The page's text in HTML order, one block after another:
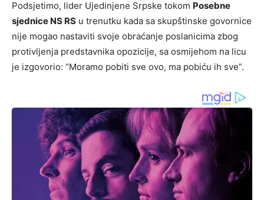
Podsjetimo, lider Ujedinjene Srpske tokom Posebne
sjednice NS RS u trenutku kada sa skupštinske govornice
nije mogao nastaviti svoje obraćanje poslanicima zbog
protivljenja predstavnika opozicije, sa osmijehom na licu
je izgovorio: “Moramo pobiti sve ovo, ma pobiću ih sve”.